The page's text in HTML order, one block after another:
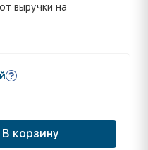
выручки на
В корзину